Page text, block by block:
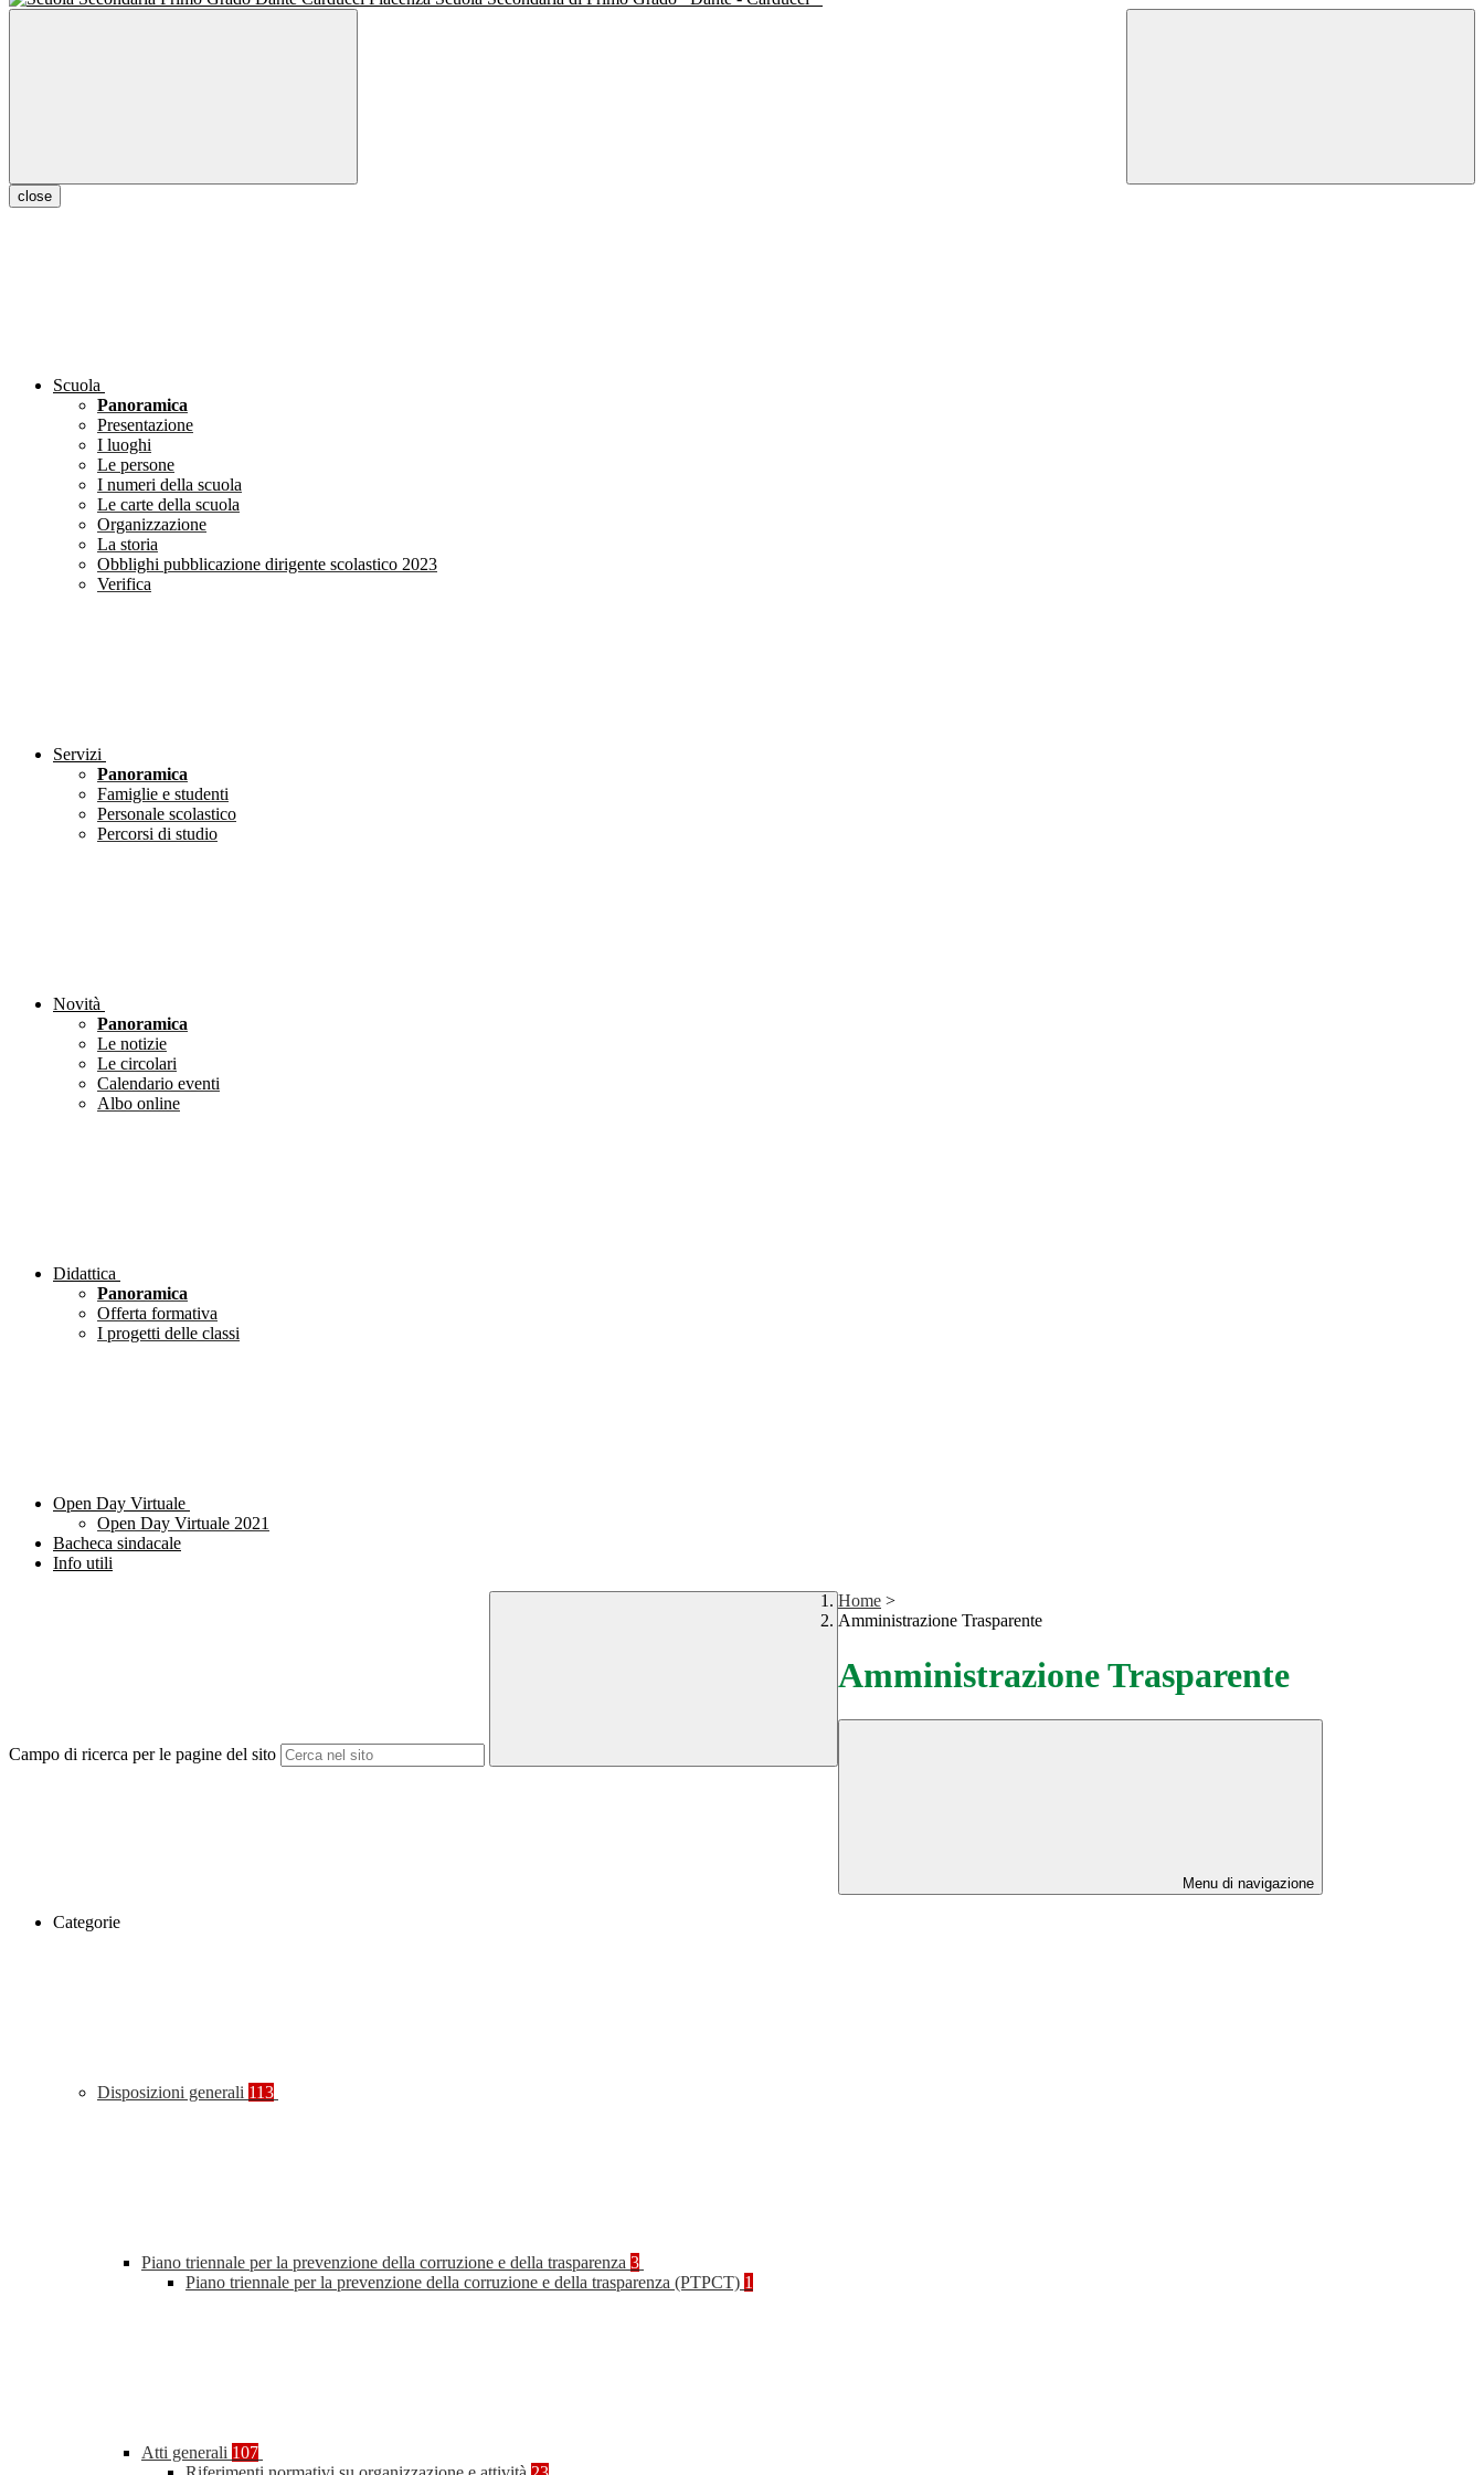
close
Scuola
Panoramica
Presentazione
I luoghi
Le persone
I numeri della scuola
Le carte della scuola
Organizzazione
La storia
Obblighi pubblicazione dirigente scolastico 2023
Verifica
Servizi
Panoramica
Famiglie e studenti
Personale scolastico
Percorsi di studio
Novità
Panoramica
Le notizie
Le circolari
Calendario eventi
Albo online
Didattica
Panoramica
Offerta formativa
I progetti delle classi
Open Day Virtuale
Open Day Virtuale 2021
Bacheca sindacale
Info utili
Campo di ricerca per le pagine del sito
Home >
Amministrazione Trasparente
Amministrazione Trasparente
Menu di navigazione
Categorie
Disposizioni generali 113
Piano triennale per la prevenzione della corruzione e della trasparenza 3
Piano triennale per la prevenzione della corruzione e della trasparenza (PTPCT) 1
Atti generali 107